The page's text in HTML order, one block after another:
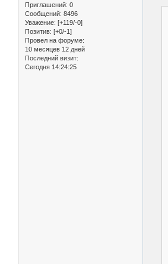
Приглашений: 0
Сообщений: 8496
Уважение: [+119/-0]
Позитив: [+0/-1]
Провел на форуме:
10 месяцев 12 дней
Последний визит:
Сегодня 14:24:25